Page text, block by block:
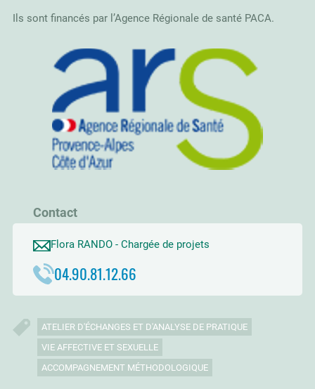
Ils sont financés par l’Agence Régionale de santé PACA.
Contact
Flora RANDO - Chargée de projets
04.90.81.12.66
ATELIER D'ÉCHANGES ET D'ANALYSE DE PRATIQUE
VIE AFFECTIVE ET SEXUELLE
ACCOMPAGNEMENT MÉTHODOLOGIQUE